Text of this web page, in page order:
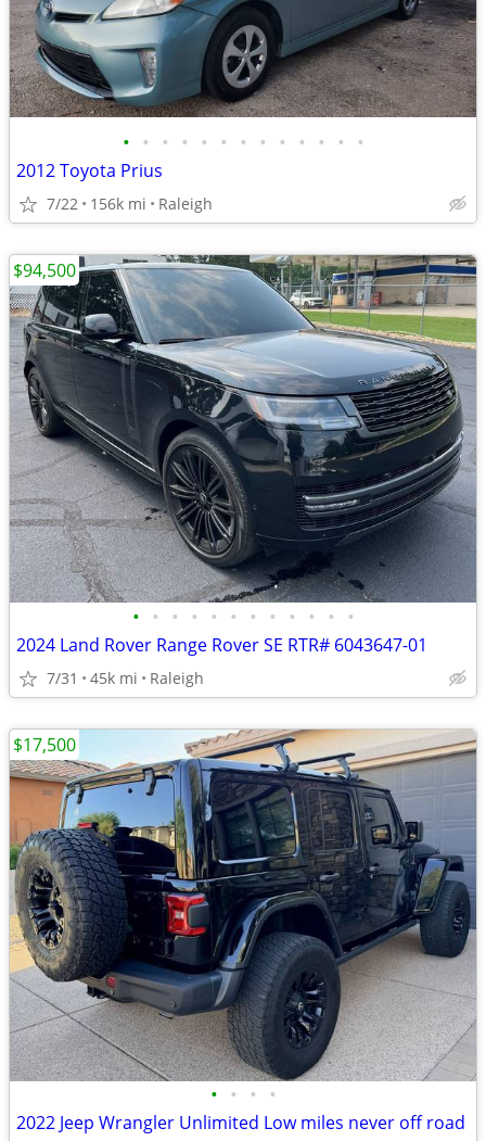
• • • • • • • • • • • • •
2012 Toyota Prius
7/22 156k mi Raleigh
• • • • • • • • • • • •
2024 Land Rover Range Rover SE RTR# 6043647-01
7/31 45k mi Raleigh
$94,500
• • • •
2022 Jeep Wrangler Unlimited Low miles never off road
$17,500